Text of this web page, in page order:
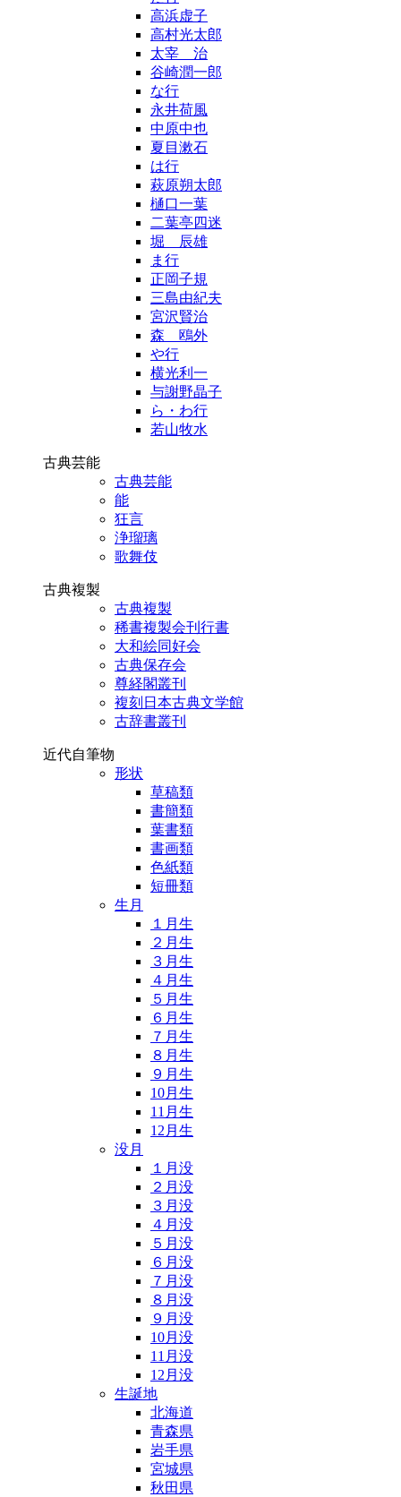
高浜虚子
高村光太郎
太宰 治
谷崎潤一郎
な行
永井荷風
中原中也
夏目漱石
は行
萩原朔太郎
樋口一葉
二葉亭四迷
堀 辰雄
ま行
正岡子規
三島由紀夫
宮沢賢治
森 鴎外
や行
横光利一
与謝野晶子
ら・わ行
若山牧水
古典芸能
古典芸能
能
狂言
浄瑠璃
歌舞伎
古典複製
古典複製
稀書複製会刊行書
大和絵同好会
古典保存会
尊経閣叢刊
複刻日本古典文学館
古辞書叢刊
近代自筆物
形状
草稿類
書簡類
葉書類
書画類
色紙類
短冊類
生月
１月生
２月生
３月生
４月生
５月生
６月生
７月生
８月生
９月生
10月生
11月生
12月生
没月
１月没
２月没
３月没
４月没
５月没
６月没
７月没
８月没
９月没
10月没
11月没
12月没
生誕地
北海道
青森県
岩手県
宮城県
秋田県